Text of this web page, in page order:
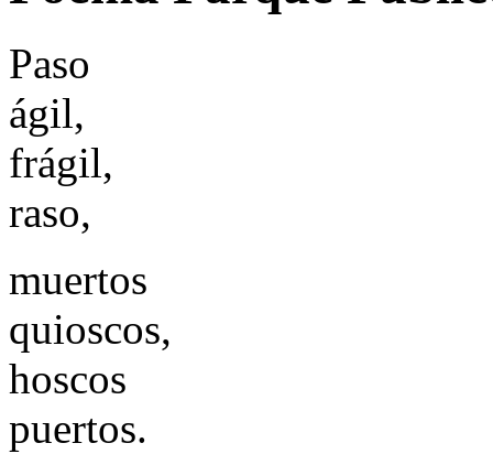
Paso
ágil,
frágil,
raso,
muertos
quioscos,
hoscos
puertos.